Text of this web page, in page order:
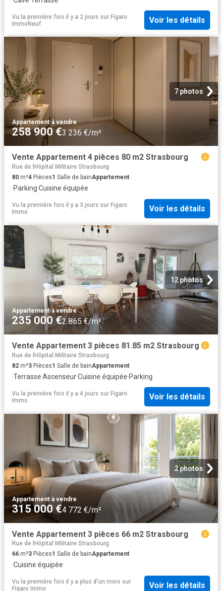
Vu la première fois il y a 2 jours sur Figaro
ImmoNeuf
Voir les détails
7 photos
Appartement·à vendre
258 900 €3 236 €/m²
Vente Appartement 4 pièces 80 m2 Strasbourg
Rue de lHôpital Militaire Strasbourg
80 m²4 Pièces1 Salle de bainAppartement
·Parking·Cuisine équipée
Vu la première fois il y a 3 jours sur Figaro
Immo
Voir les détails
12 photos
Appartement·à vendre
235 000 €2 865 €/m²
Vente Appartement 3 pièces 81.85 m2 Strasbourg
Rue de lHôpital Militaire Strasbourg
82 m²3 Pièces1 Salle de bainAppartement
·Terrasse·Ascenseur·Cuisine équipée·Parking
Vu la première fois il y a 4 jours sur Figaro
Immo
Voir les détails
2 photos
Appartement·à vendre
315 000 €4 772 €/m²
Vente Appartement 3 pièces 66 m2 Strasbourg
Rue de lHôpital Militaire Strasbourg
66 m²3 Pièces1 Salle de bainAppartement
·Cuisine équipée
Vu la première fois il y a plus d'un mois sur
Figaro Immo
Voir les détails